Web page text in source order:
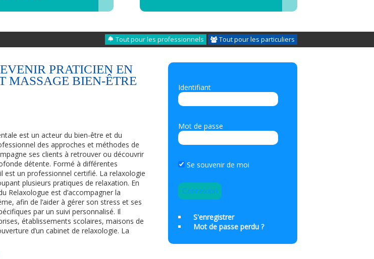
Tout pour les professionnels Tout pour les particuliers
PRATICIEN EN
MASSAGE BIEN-ÊTRE
est un acteur du bien-être et du
des approches et méthodes de
ses clients à retrouver ou découvrir
détente. Formé à différentes
est un professionnel certifié. La relaxologie
plusieurs pratiques de relaxation. En
Relaxologue est d’accompagner la
afin de l’aider à gérer son stress et ses
par un suivi personnalisé. Il
établissements scolaires, maisons de
d’un cabinet de relaxologie. La
Identifiant
Mot de passe
Se souvenir de moi
S'enregistrer
Mot de passe perdu ?